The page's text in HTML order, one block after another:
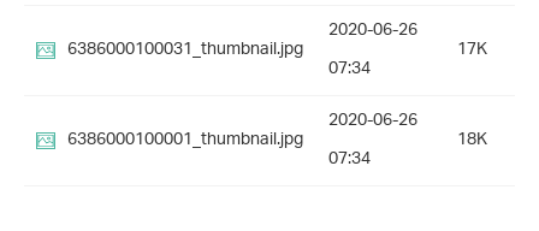
6386000100031_thumbnail.jpg
2020-06-26
07:34
17K
6386000100001_thumbnail.jpg
2020-06-26
07:34
18K